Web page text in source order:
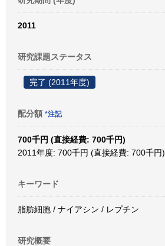
2011
研究課題ステータス
完了 (2011年度)
配分額 *注記
700千円 (直接経費: 700千円)
2011年度: 700千円 (直接経費: 700千円)
キーワード
脂肪細胞 / ナイアシン / レプチン
研究概要